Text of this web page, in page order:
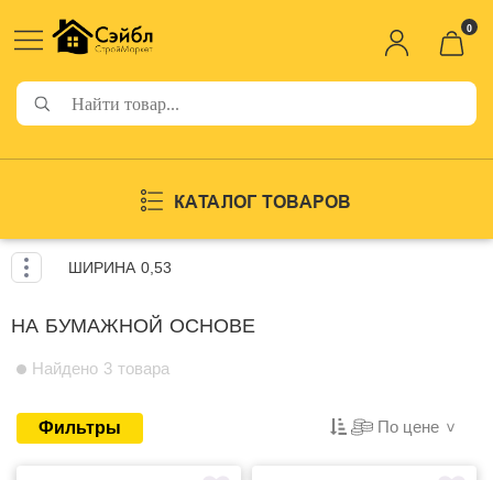
0
КАТАЛОГ ТОВАРОВ
ШИРИНА 0,53
НА БУМАЖНОЙ ОСНОВЕ
Найдено 3 товара
Фильтры По цене >